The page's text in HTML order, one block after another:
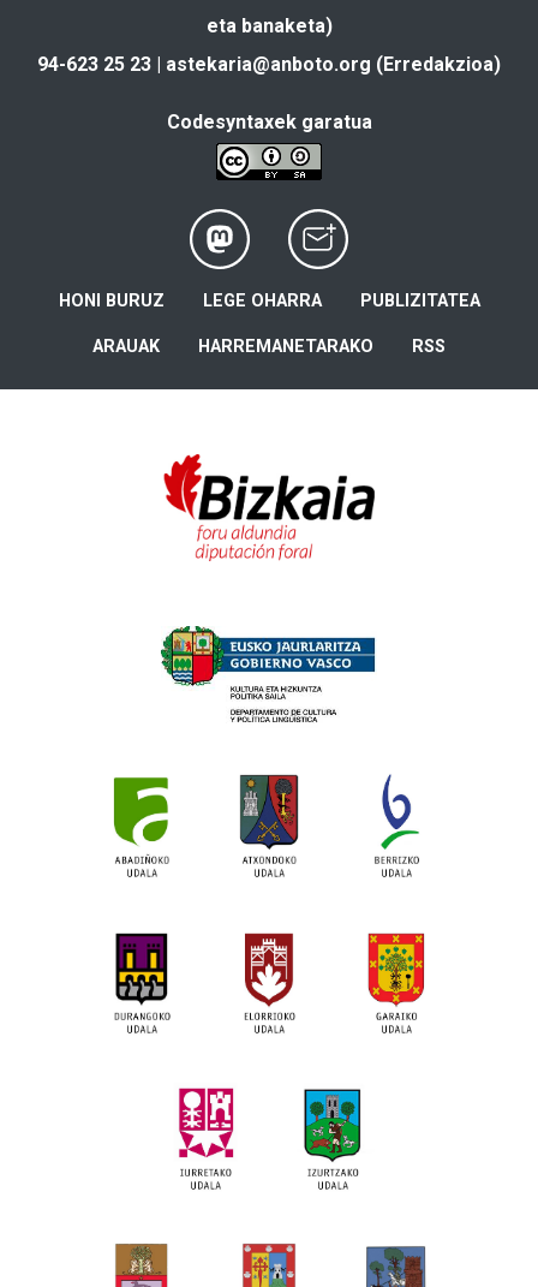
eta banaketa)
94-623 25 23 | astekaria@anboto.org (Erredakzioa)
Codesyntaxek garatua
HONI BURUZ LEGE OHARRA PUBLIZITATEA
ARAUAK HARREMANETARAKO RSS